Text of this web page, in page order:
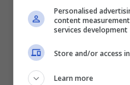
sappiamo anche
famiglia reale non ci
purtroppo non fanno
dunque proprio per
Personalised
content
services development
Store and/or access
Learn more